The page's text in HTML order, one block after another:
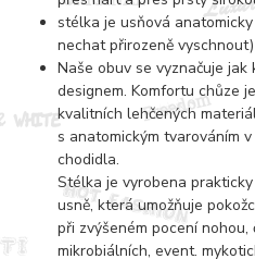
stélka je usňová
nechat přirozeně vyschnout)
Naše obuv se vyznačuje
designem. Komfortu chůze
kvalitních lehčených
s anatomickým tvarováním
chodidla.
Stélka je vyrobena
usně, která umožňuje
při zvýšeném pocení nohou,
mikrobiálních, event.